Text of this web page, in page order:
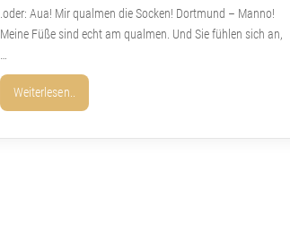
.oder: Aua! Mir qualmen die Socken! Dortmund – Manno!
Meine Füße sind echt am qualmen. Und Sie fühlen sich an,
Weiterlesen..